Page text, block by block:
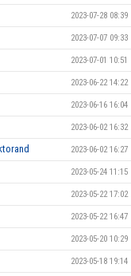
2023-07-28 08:39
2023-07-07 09:33
2023-07-01 10:51
2023-06-22 14:22
2023-06-16 16:04
2023-06-02 16:32
2023-06-02 16:27
2023-05-24 11:15
2023-05-22 17:02
2023-05-22 16:47
2023-05-20 10:29
2023-05-18 19:14